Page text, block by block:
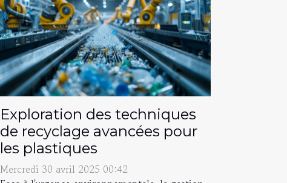
Exploration des techniques
de recyclage avancées pour
les plastiques
Mercredi 30 avril 2025 00:42